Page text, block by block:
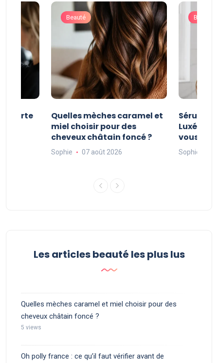
courte
Beauté
Quelles mèches caramel et
miel choisir pour des
cheveux châtain foncé ?
Sophie 07 août 2026
Beauté
Sérum
Luxéol :
vous
Sophie
Les articles beauté les plus lus
Quelles mèches caramel et miel choisir pour des
cheveux châtain foncé ?
5 views
Oh polly france : ce qu’il faut vérifier avant de